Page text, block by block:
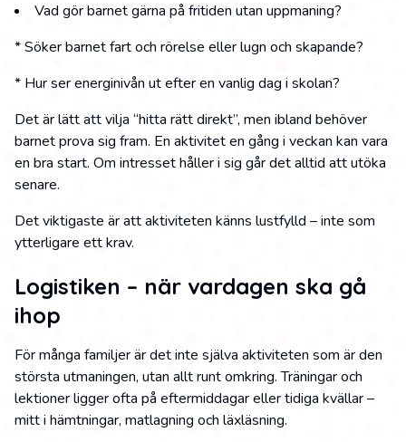
Vad gör barnet gärna på fritiden utan uppmaning?
* Söker barnet fart och rörelse eller lugn och skapande?
* Hur ser energinivån ut efter en vanlig dag i skolan?
Det är lätt att vilja “hitta rätt direkt”, men ibland behöver
barnet prova sig fram. En aktivitet en gång i veckan kan vara
en bra start. Om intresset håller i sig går det alltid att utöka
senare.
Det viktigaste är att aktiviteten känns lustfylld – inte som
ytterligare ett krav.
Logistiken – när vardagen ska gå
ihop
För många familjer är det inte själva aktiviteten som är den
största utmaningen, utan allt runt omkring. Träningar och
lektioner ligger ofta på eftermiddagar eller tidiga kvällar –
mitt i hämtningar, matlagning och läxläsning.